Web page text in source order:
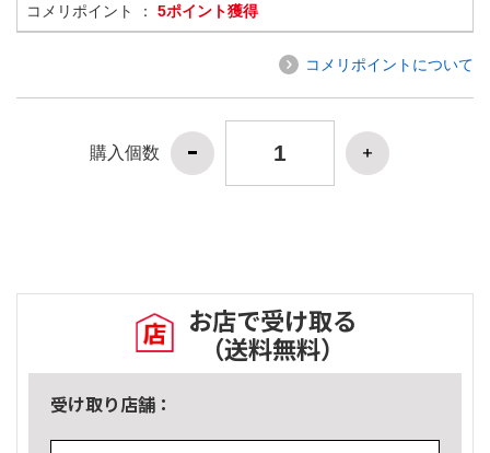
コメリポイント ： 5ポイント獲得
コメリポイントについて
購入個数
お店で受け取る
（送料無料）
受け取り店舗：